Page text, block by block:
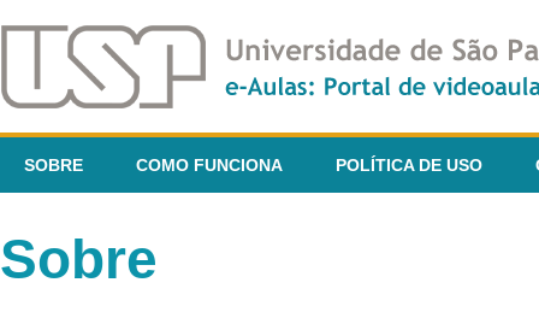
SOBRE COMO FUNCIONA POLÍTICA DE USO
Sobre